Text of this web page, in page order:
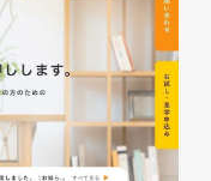
様 カタログ